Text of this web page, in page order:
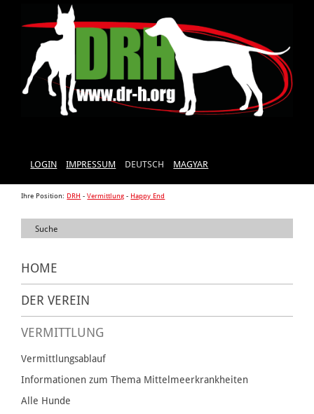
LOGIN IMPRESSUM DEUTSCH MAGYAR
Ihre Position: DRH -Vermittlung - Happy End
HOME
DER VEREIN
VERMITTLUNG
Vermittlungsablauf
Informationen zum Thema Mittelmeerkrankheiten
Alle Hunde